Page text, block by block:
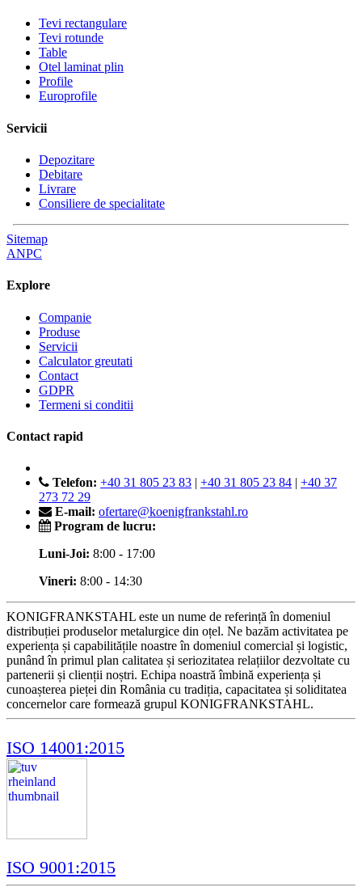
Tevi rectangulare
Tevi rotunde
Table
Otel laminat plin
Profile
Europrofile
Servicii
Depozitare
Debitare
Livrare
Consiliere de specialitate
Sitemap
ANPC
Explore
Companie
Produse
Servicii
Calculator greutati
Contact
GDPR
Termeni si conditii
Contact rapid
Telefon: +40 31 805 23 83 | +40 31 805 23 84 | +40 37
273 72 29
E-mail: ofertare@koenigfrankstahl.ro
Program de lucru:
Luni-Joi: 8:00 - 17:00
Vineri: 8:00 - 14:30
KONIGFRANKSTAHL este un nume de referință în domeniul
distribuției produselor metalurgice din oțel. Ne bazăm activitatea pe
experiența și capabilitățile noastre în domeniul comercial și logistic,
punând în primul plan calitatea și seriozitatea relațiilor dezvoltate cu
partenerii și clienții noștri. Echipa noastră îmbină experiența și
cunoașterea pieței din România cu tradiția, capacitatea și soliditatea
concernelor care formează grupul KONIGFRANKSTAHL.
ISO 14001:2015
ISO 9001:2015